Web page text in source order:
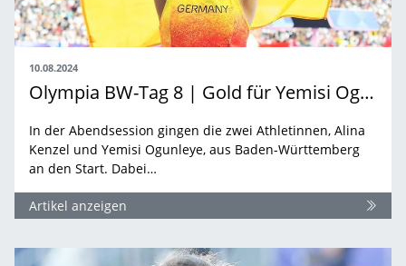
10.08.2024
Olympia BW-Tag 8 | Gold für Yemisi Ogunleye
In der Abendsession gingen die zwei Athletinnen, Alina
Kenzel und Yemisi Ogunleye, aus Baden-Württemberg
an den Start. Dabei…
Artikel anzeigen